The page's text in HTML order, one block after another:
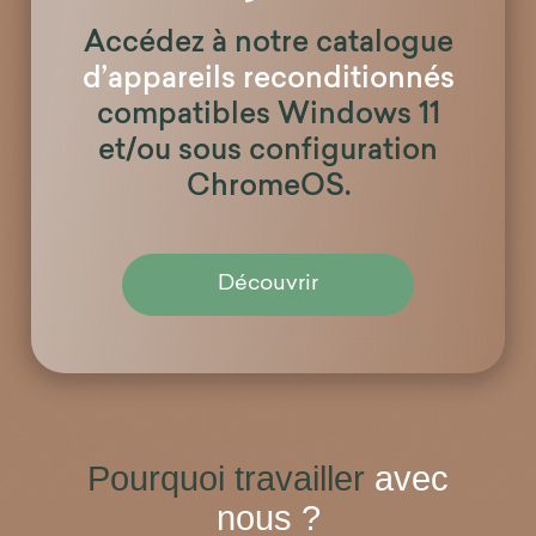
Accédez à notre catalogue
d’appareils reconditionnés
compatibles Windows 11
et/ou sous configuration
ChromeOS.
Découvrir
Pourquoi travailler avec
nous ?